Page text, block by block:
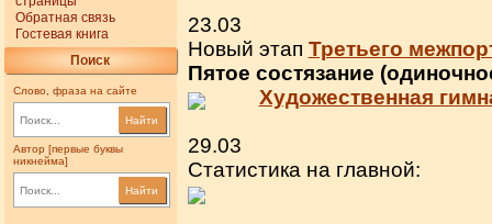
Обратная связь
Гостевая книга
Поиск
Слово, фраза на сайте
Найти
Автор [первые буквы
никнейма]
Найти
23.03
Новый этап Третьего
Пятое состязание
Художественная
29.03
Статистика на главной: